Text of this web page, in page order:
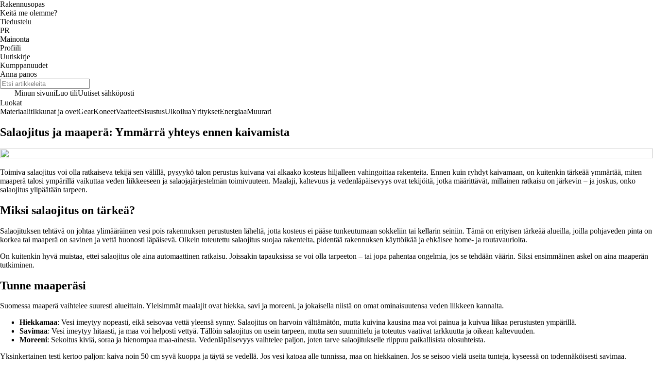
Rakennusopas
Keitä me olemme?
Tiedustelu
PR
Mainonta
Profiili
Uutiskirje
Kumppanuudet
Anna panos
Minun sivuniLuo tiliUutiset sähköposti
Luokat
MateriaalitIkkunat ja ovetGearKoneetVaatteetSisustusUlkoiluaYrityksetEnergiaaMuurari
Salaojitus ja maaperä: Ymmärrä yhteys ennen kaivamista
Toimiva salaojitus voi olla ratkaiseva tekijä sen välillä, pysyykö talon perustus kuivana vai alkaako kosteus hiljalleen vahingoittaa rakenteita. Ennen kuin ryhdyt kaivamaan, on kuitenkin tärkeää ymmärtää, miten
maaperä talosi ympärillä vaikuttaa veden liikkeeseen ja salaojajärjestelmän toimivuuteen. Maalaji, kaltevuus ja vedenläpäisevyys ovat tekijöitä, jotka määrittävät, millainen ratkaisu on järkevin – ja joskus, onko
salaojitus ylipäätään tarpeen.
Miksi salaojitus on tärkeä?
Salaojituksen tehtävä on johtaa ylimääräinen vesi pois rakennuksen perustusten läheltä, jotta kosteus ei pääse tunkeutumaan sokkeliin tai kellarin seiniin. Tämä on erityisen tärkeää alueilla, joilla pohjaveden pinta on
korkea tai maaperä on savinen ja vettä huonosti läpäisevä. Oikein toteutettu salaojitus suojaa rakenteita, pidentää rakennuksen käyttöikää ja ehkäisee home- ja routavaurioita.
On kuitenkin hyvä muistaa, ettei salaojitus ole aina automaattinen ratkaisu. Joissakin tapauksissa se voi olla tarpeeton – tai jopa pahentaa ongelmia, jos se tehdään väärin. Siksi ensimmäinen askel on aina maaperän
tutkiminen.
Tunne maaperäsi
Suomessa maaperä vaihtelee suuresti alueittain. Yleisimmät maalajit ovat hiekka, savi ja moreeni, ja jokaisella niistä on omat ominaisuutensa veden liikkeen kannalta.
Hiekkamaa: Vesi imeytyy nopeasti, eikä seisovaa vettä yleensä synny. Salaojitus on harvoin välttämätön, mutta kuivina kausina maa voi painua ja kuivua liikaa perustusten ympärillä.
Savimaa: Vesi imeytyy hitaasti, ja maa voi helposti vettyä. Tällöin salaojitus on usein tarpeen, mutta sen suunnittelu ja toteutus vaativat tarkkuutta ja oikean kaltevuuden.
Moreeni: Sekoitus kiviä, soraa ja hienompaa maa-ainesta. Vedenläpäisevyys vaihtelee paljon, joten tarve salaojitukselle riippuu paikallisista olosuhteista.
Yksinkertainen testi kertoo paljon: kaiva noin 50 cm syvä kuoppa ja täytä se vedellä. Jos vesi katoaa alle tunnissa, maa on hiekkainen. Jos se seisoo vielä useita tunteja, kyseessä on todennäköisesti savimaa.